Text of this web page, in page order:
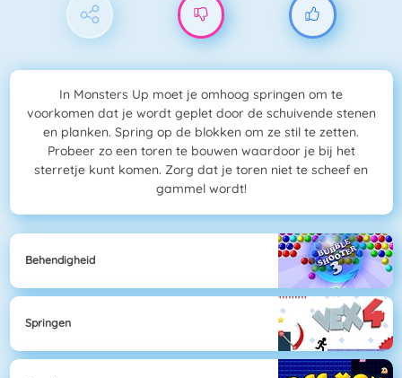
In Monsters Up moet je omhoog springen om te
voorkomen dat je wordt geplet door de schuivende stenen
en planken. Spring op de blokken om ze stil te zetten.
Probeer zo een toren te bouwen waardoor je bij het
sterretje kunt komen. Zorg dat je toren niet te scheef en
gammel wordt!
Behendigheid
Springen